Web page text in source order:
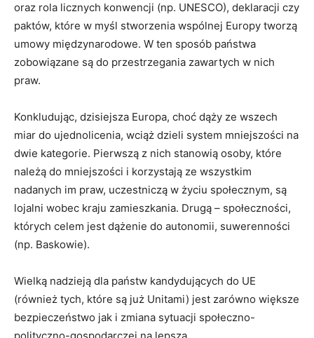
oraz rola licznych konwencji (np. UNESCO), deklaracji czy
paktów, które w myśl stworzenia wspólnej Europy tworzą
umowy międzynarodowe. W ten sposób państwa
zobowiązane są do przestrzegania zawartych w nich
praw.
Konkludując, dzisiejsza Europa, choć dąży ze wszech
miar do ujednolicenia, wciąż dzieli system mniejszości na
dwie kategorie. Pierwszą z nich stanowią osoby, które
należą do mniejszości i korzystają ze wszystkim
nadanych im praw, uczestniczą w życiu społecznym, są
lojalni wobec kraju zamieszkania. Drugą – społeczności,
których celem jest dążenie do autonomii, suwerenności
(np. Baskowie).
Wielką nadzieją dla państw kandydujących do UE
(również tych, które są już Unitami) jest zarówno większe
bezpieczeństwo jak i zmiana sytuacji społeczno-